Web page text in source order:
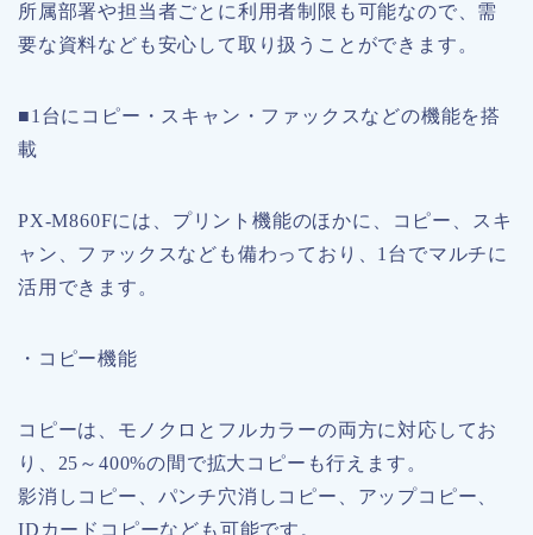
所属部署や担当者ごとに利用者制限も可能なので、需
要な資料なども安心して取り扱うことができます。
■1台にコピー・スキャン・ファックスなどの機能を搭
載
PX-M860Fには、プリント機能のほかに、コピー、スキ
ャン、ファックスなども備わっており、1台でマルチに
活用できます。
・コピー機能
コピーは、モノクロとフルカラーの両方に対応してお
り、25～400%の間で拡大コピーも行えます。
影消しコピー、パンチ穴消しコピー、アップコピー、
IDカードコピーなども可能です。